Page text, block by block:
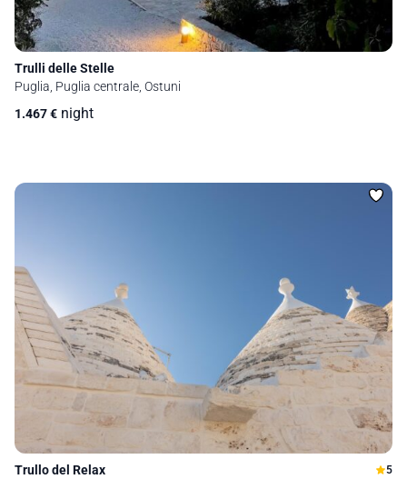
Trulli delle Stelle
Puglia, Puglia centrale, Ostuni
1.467€ night
Trullo del Relax 5